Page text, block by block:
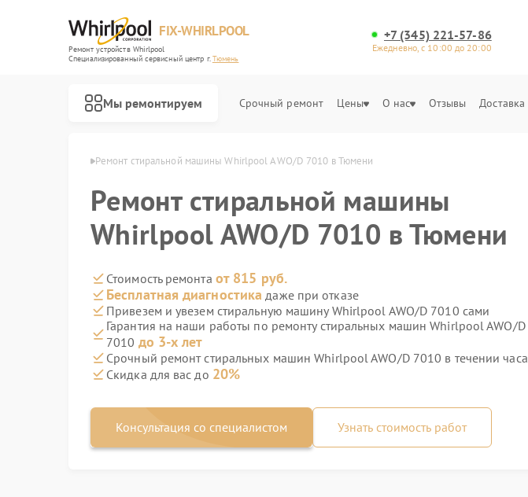
FIX-WHIRLPOOL
Ремонт устройств Whirlpool
Специализированный cервисный центр г.Тюмень
+7 (345) 221-57-86
Ежедневно, с 10:00 до 20:00
Мы ремонтируем Срочный ремонт Цены О нас Отзывы Доставка
Ремонт стиральной машины Whirlpool AWO/D 7010 в Тюмени
Ремонт стиральной машины
Whirlpool AWO/D 7010 в Тюмени
Стоимость ремонта от 815 руб.
Бесплатная диагностика даже при отказе
Привезем и увезем стиральную машину Whirlpool AWO/D 7010 сами
Гарантия на наши работы по ремонту стиральных машин Whirlpool AWO/D
7010 до 3-х лет
Срочный ремонт стиральных машин Whirlpool AWO/D 7010 в течении часа
Скидка для вас до 20%
Консультация со специалистом Узнать стоимость работ